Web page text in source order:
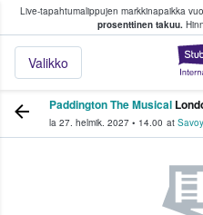
Live-tapahtumalippujen markkinapaikka
prosenttinen takuu.
Valikko
fanit ostavat ja
Paddington The Musical
la 27. helmik. 2027 • 14.00 at